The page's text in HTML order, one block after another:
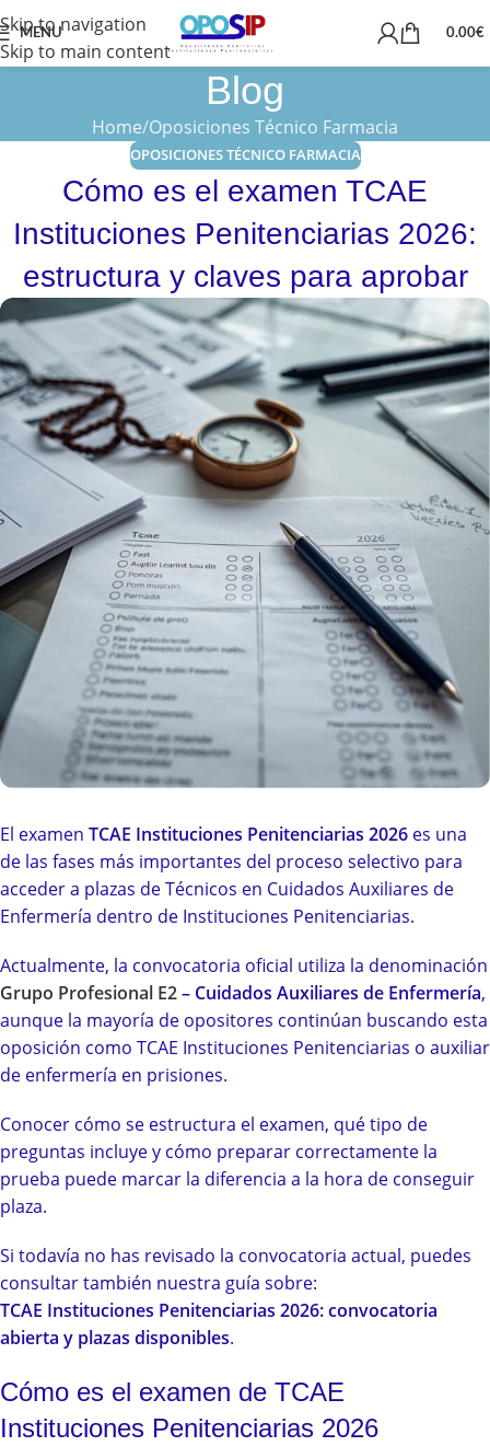
Skip to navigation
Skip to main content
MENU 0.00€
Blog
Home Oposiciones Técnico Farmacia
OPOSICIONES TÉCNICO FARMACIA
Cómo es el examen TCAE
Instituciones Penitenciarias 2026:
estructura y claves para aprobar
El examen TCAE Instituciones Penitenciarias 2026 es una
de las fases más importantes del proceso selectivo para
acceder a plazas de Técnicos en Cuidados Auxiliares de
Enfermería dentro de Instituciones Penitenciarias.
Actualmente, la convocatoria oficial utiliza la denominación
Grupo Profesional E2– Cuidados Auxiliares de Enfermería,
aunque la mayoría de opositores continúan buscando esta
oposición como TCAE Instituciones Penitenciarias o auxiliar
de enfermería en prisiones.
Conocer cómo se estructura el examen, qué tipo de
preguntas incluye y cómo preparar correctamente la
prueba puede marcar la diferencia a la hora de conseguir
plaza.
Si todavía no has revisado la convocatoria actual, puedes
consultar también nuestra guía sobre:
TCAE Instituciones Penitenciarias 2026: convocatoria
abierta y plazas disponibles.
Cómo es el examen de TCAE
Instituciones Penitenciarias 2026